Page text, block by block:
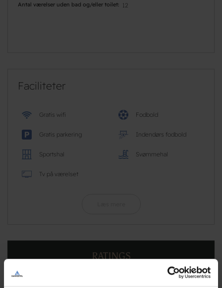
Antal værelser uden bad og/eller toilet 12
Faciliteter
Gratis wifi Fodbold
Gratis parkering Indendørs fodbold
Sportshal Svømmehal
Tv på værelset
RATINGS